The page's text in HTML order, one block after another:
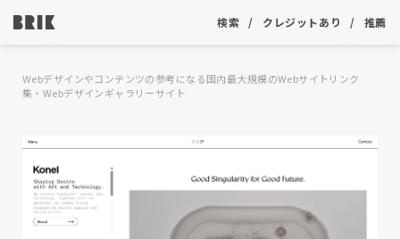
検索 クレジットあり 推薦
Webデザインやコンテンツの参考になる国内最大規模のWebサイトリンク
集・Webデザインギャラリーサイト